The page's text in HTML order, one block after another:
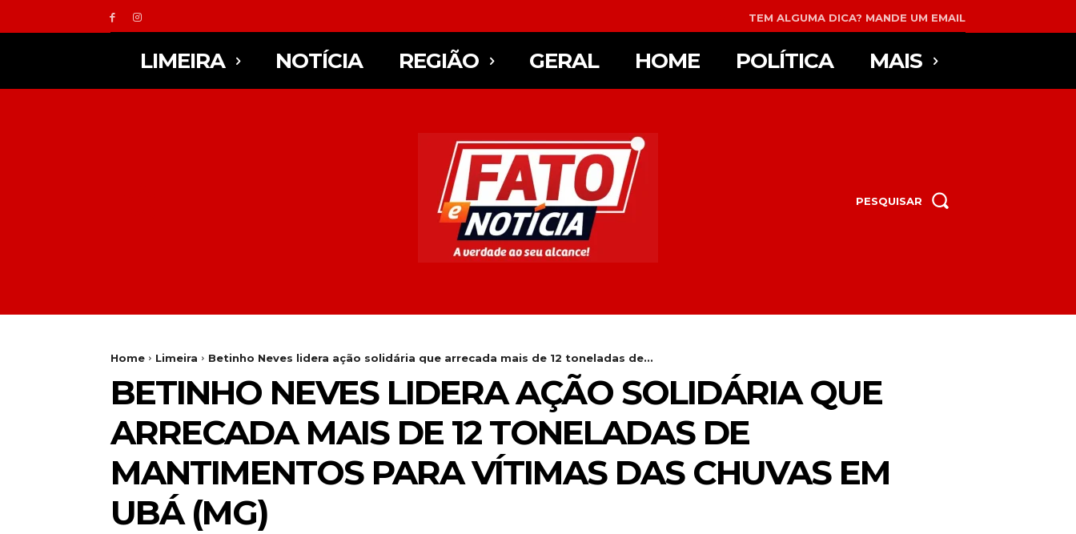
TEM ALGUMA DICA? MANDE UM EMAIL
LIMEIRA NOTÍCIA REGIÃO GERAL HOME POLÍTICA MAIS
PESQUISAR
Home Limeira Betinho Neves lidera ação solidária que arrecada mais de 12 toneladas de...
BETINHO NEVES LIDERA AÇÃO SOLIDÁRIA QUE
ARRECADA MAIS DE 12 TONELADAS DE
MANTIMENTOS PARA VÍTIMAS DAS CHUVAS EM
UBÁ (MG)